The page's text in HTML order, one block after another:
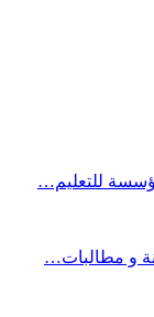
للتعليم…
و مطالبات…